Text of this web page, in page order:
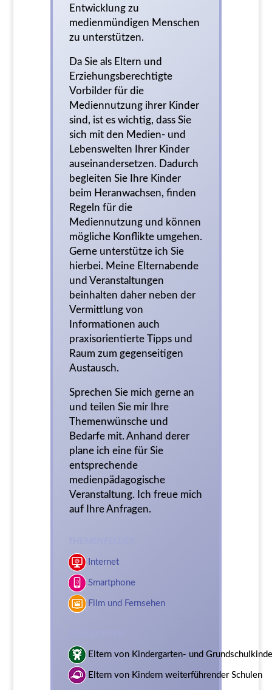
Entwicklung zu
medienmündigen Menschen
zu unterstützen.
Da Sie als Eltern und
Erziehungsberechtigte
Vorbilder für die
Mediennutzung ihrer Kinder
sind, ist es wichtig, dass Sie
sich mit den Medien- und
Lebenswelten Ihrer Kinder
auseinandersetzen. Dadurch
begleiten Sie Ihre Kinder
beim Heranwachsen, finden
Regeln für die
Mediennutzung und können
mögliche Konflikte umgehen.
Gerne unterstütze ich Sie
hierbei. Meine Elternabende
und Veranstaltungen
beinhalten daher neben der
Vermittlung von
Informationen auch
praxisorientierte Tipps und
Raum zum gegenseitigen
Austausch.
Sprechen Sie mich gerne an
und teilen Sie mir Ihre
Themenwünsche und
Bedarfe mit. Anhand derer
plane ich eine für Sie
entsprechende
medienpädagogische
Veranstaltung. Ich freue mich
auf Ihre Anfragen.
Internet
Smartphone
Film und Fernsehen
Eltern von Kindergarten- und
Eltern von Kindern weiterführender Schulen